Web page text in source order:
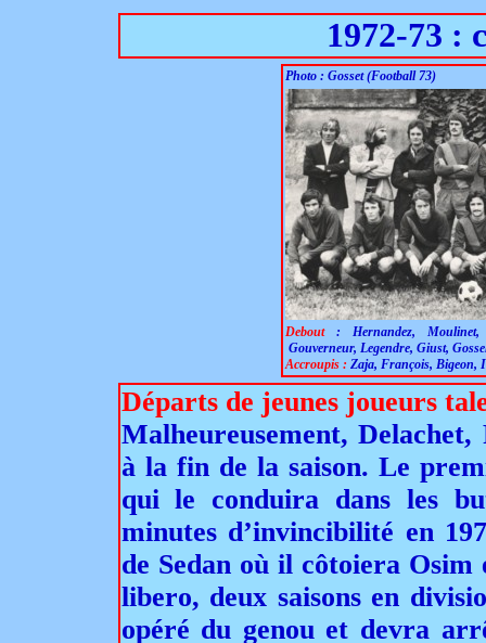
1972-73 :
Photo : Gosset (Football 73)
Debout :
Hernandez,
Gouverneur, Legendre, Giust,
Accroupis : Zaja, François, Bigeon,
Départs de jeunes joueurs
Malheureusement,
à la fin de la saison. Le
qui le conduira dans les
minutes d’invincibilité en
de Sedan où il côtoiera
libero, deux saisons en
opéré du genou et devra